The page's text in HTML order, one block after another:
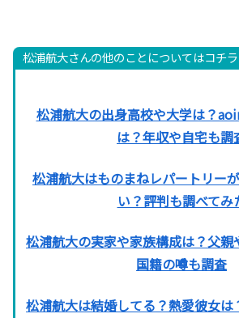
松浦航大さんの他のことについてはコチラ
松浦航大の出身高校や大学は？
は？年収や自宅も調
松浦航大はものまねレパートリー
い？評判も調べてみ
松浦航大の実家や家族構成は？父親
国籍の噂も調査
松浦航大は結婚してる？熱愛彼女は